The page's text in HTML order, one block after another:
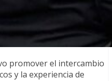
promover el intercambio
y la experiencia de